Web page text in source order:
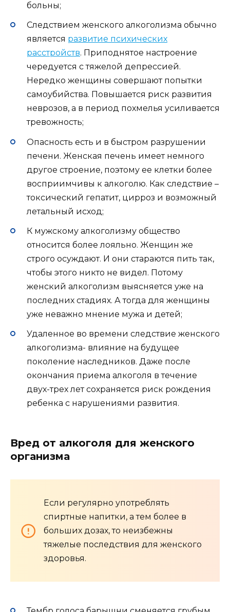
больны;
Следствием женского алкоголизма обычно
является развитие психических
расстройств. Приподнятое настроение
чередуется с тяжелой депрессией.
Нередко женщины совершают попытки
самоубийства. Повышается риск развития
неврозов, а в период похмелья усиливается
тревожность;
Опасность есть и в быстром разрушении
печени. Женская печень имеет немного
другое строение, поэтому ее клетки более
восприимчивы к алкоголю. Как следствие –
токсический гепатит, цирроз и возможный
летальный исход;
К мужскому алкоголизму общество
относится более лояльно. Женщин же
строго осуждают. И они стараются пить так,
чтобы этого никто не видел. Потому
женский алкоголизм выясняется уже на
последних стадиях. А тогда для женщины
уже неважно мнение мужа и детей;
Удаленное во времени следствие женского
алкоголизма- влияние на будущее
поколение наследников. Даже после
окончания приема алкоголя в течение
двух-трех лет сохраняется риск рождения
ребенка с нарушениями развития.
Вред от алкоголя для женского
организма
Если регулярно употреблять
спиртные напитки, а тем более в
больших дозах, то неизбежны
тяжелые последствия для женского
здоровья.